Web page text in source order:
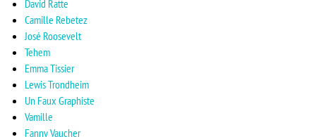
David Ratte
Camille Rebetez
José Roosevelt
Tehem
Emma Tissier
Lewis Trondheim
Un Faux Graphiste
Vamille
Fanny Vaucher